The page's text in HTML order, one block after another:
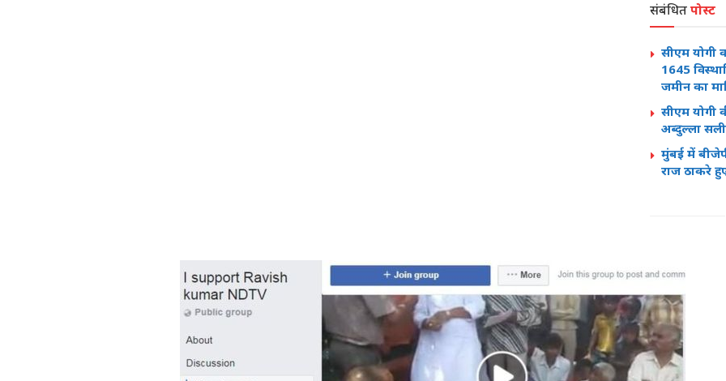
संबंधितपोस्ट
सीएम योगी
1645
जमीन का
सीएम योगी
अब्दुल्ला
मुंबई में
राज ठाकरे